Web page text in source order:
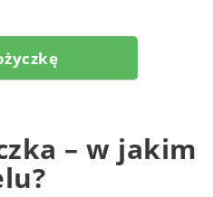
– w jakim